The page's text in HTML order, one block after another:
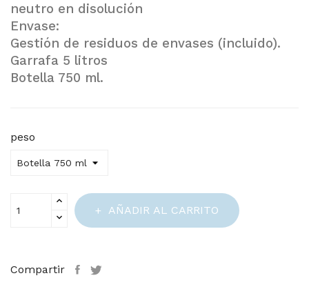
neutro en disolución
Envase:
Gestión de residuos de envases (incluido).
Garrafa 5 litros
Botella 750 ml.
peso
AÑADIR AL CARRITO
Compartir